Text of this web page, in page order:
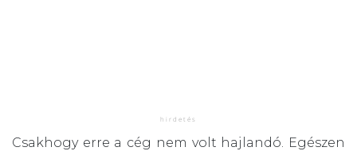
Csakhogy erre a cég nem volt hajlandó. Egészen